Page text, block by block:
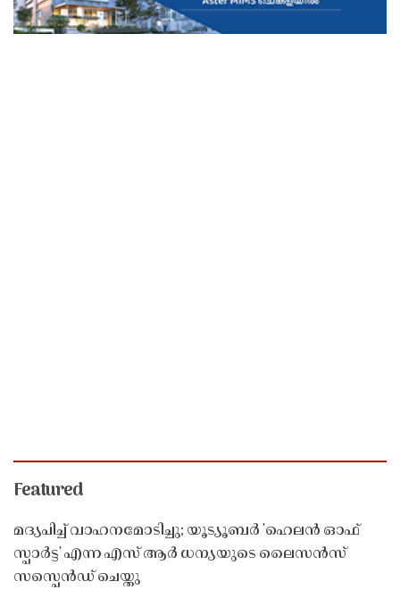
Featured
മദ്യപിച്ച് വാഹനമോടിച്ചു; യൂട്യൂബർ 'ഹെലൻ ഓഫ്
സ്പാർട്ട' എന്ന എസ് ആർ ധന്യയുടെ ലൈസൻസ്
സസ്പെൻഡ് ചെയ്തു ​​​​​​​